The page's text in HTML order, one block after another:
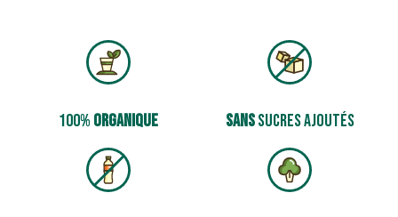
100% organique sanssucres ajoutés